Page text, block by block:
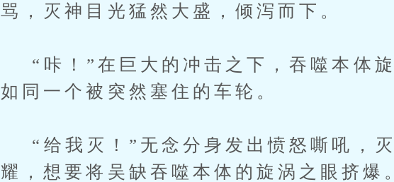
骂，灭神目光猛然大盛，倾泻而下。
“咔！”在巨大的冲击之下，吞噬本体
如同一个被突然塞住的车轮。
“给我灭！”无念分身发出愤怒嘶吼，灭
耀，想要将吴缺吞噬本体的旋涡之眼挤爆